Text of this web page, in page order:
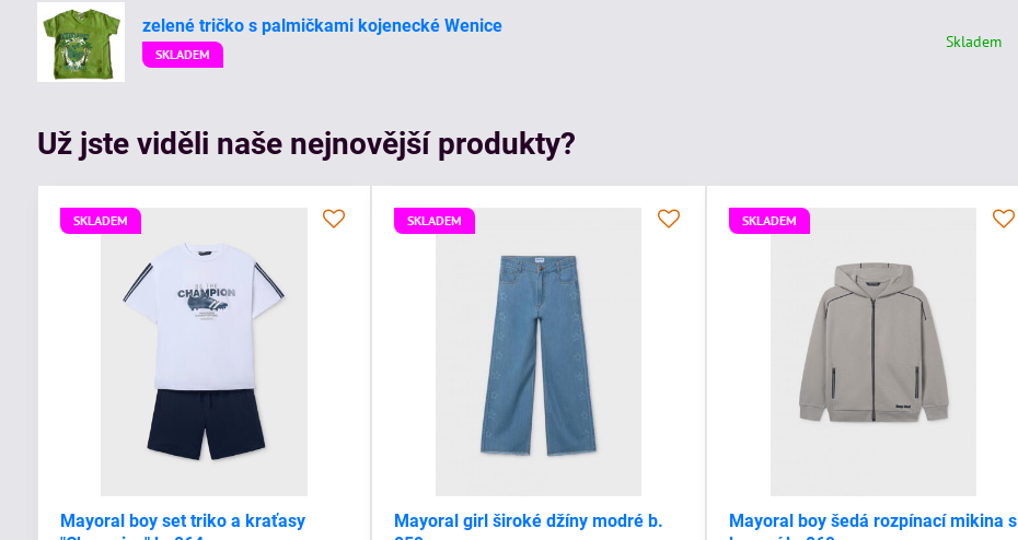
zelené tričko s palmičkami kojenecké Wenice
SKLADEM
Skladem
Už jste viděli naše nejnovější produkty?
SKLADEM
Mayoral boy set triko a kraťasy
SKLADEM
Mayoral girl široké džíny modré b.
SKLADEM
Mayoral boy šedá rozpínací mikina s